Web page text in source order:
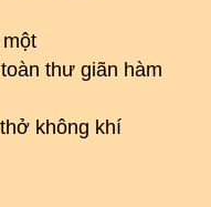
thư giãn hàm
không khí